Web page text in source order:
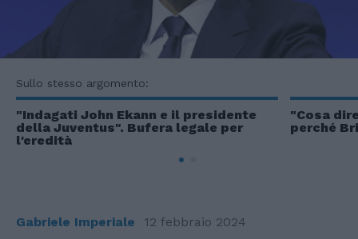
Sullo stesso argomento:
"Indagati John Ekann e il presidente
della Juventus". Bufera legale per
l'eredità
"Cosa
perché
Gabriele Imperiale 12 febbraio 2024